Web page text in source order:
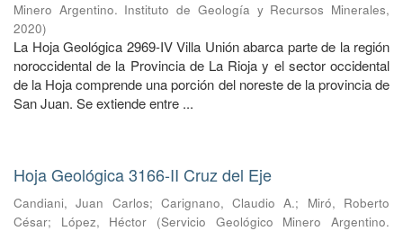
Minero Argentino. Instituto de Geología y Recursos Minerales,
2020)
La Hoja Geológica 2969-IV Villa Unión abarca parte de la región
noroccidental de la Provincia de La Rioja y el sector occidental
de la Hoja comprende una porción del noreste de la provincia de
San Juan. Se extiende entre ...
Hoja Geológica 3166-II Cruz del Eje
Candiani, Juan Carlos; Carignano, Claudio A.; Miró, Roberto
César; López, Héctor (Servicio Geológico Minero Argentino.